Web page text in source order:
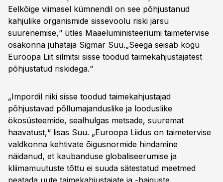
Eelkõige viimasel kümnendil on see põhjustanud
kahjulike organismide sissevoolu riski järsu
suurenemise,“ ütles Maaeluministeeriumi taimetervise
osakonna juhataja Sigmar Suu.„Seega seisab kogu
Euroopa Liit silmitsi sisse toodud taimekahjustajatest
põhjustatud riskidega.“
„Impordil riiki sisse toodud taimekahjustajad
põhjustavad põllumajanduslike ja looduslike
ökosüsteemide, sealhulgas metsade, suuremat
haavatust,“ lisas Suu. „Euroopa Liidus on taimetervise
valdkonna kehtivate õigusnormide hindamine
näidanud, et kaubanduse globaliseerumise ja
kliimamuutuste tõttu ei suuda sätestatud meetmed
peatada uute taimekahjustajate ja -haiguste